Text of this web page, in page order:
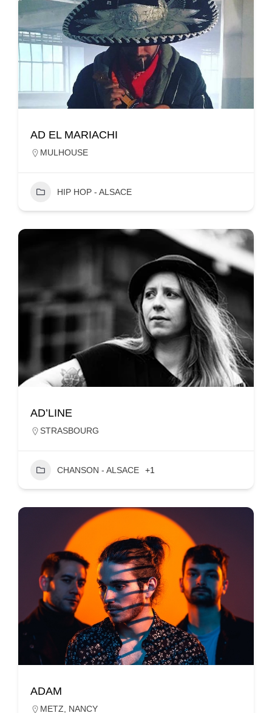
AD EL MARIACHI
MULHOUSE
HIP HOP - ALSACE
AD’LINE
STRASBOURG
CHANSON - ALSACE +1
ADAM
METZ NANCY